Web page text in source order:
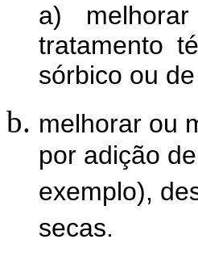
a)
tratamento
sórbico ou
melhorar ou
por adição
exemplo),
secas.